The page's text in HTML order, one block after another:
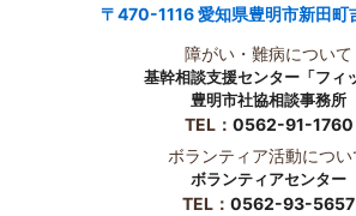
〒470-1116 愛知県豊明市新田
障がい・難病について
基幹相談支援センター「フィ
豊明市社協相談事務所
TEL： 0562-91-1760
ボランティア活動につい
ボランティアセンター
TEL： 0562-93-5657